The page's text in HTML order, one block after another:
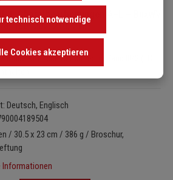
1: Choralbearbeitungen A–L – BuxWV
180–202, 210, 218
Kritische Bericht ist in Band III/2 (EB
Deutsch, Englisch
/ 30.5 x 23 cm / 386 g / Broschur,
Informationen
technisch notwendige
Cookies akzeptieren